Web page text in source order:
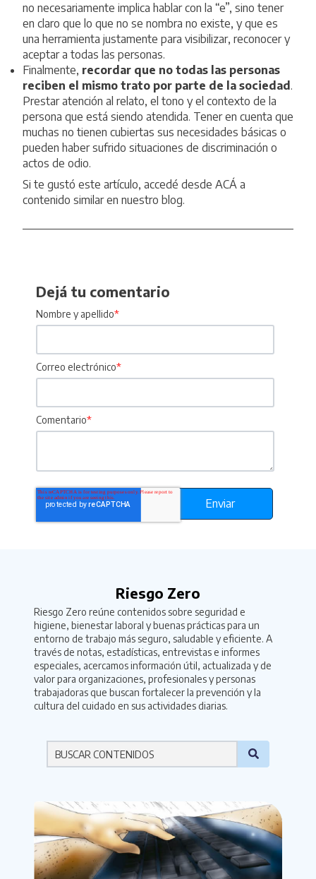
no necesariamente implica hablar con la “e”, sino tener
en claro que lo que no se nombra no existe, y que es
una herramienta justamente para visibilizar, reconocer y
aceptar a todas las personas.
Finalmente, recordar que no todas las personas
reciben el mismo trato por parte de la sociedad .
Prestar atención al relato, el tono y el contexto de la
persona que está siendo atendida. Tener en cuenta que
muchas no tienen cubiertas sus necesidades básicas o
pueden haber sufrido situaciones de discriminación o
actos de odio.
Si te gustó este artículo, accedé desde ACÁ a
contenido similar en nuestro blog.
Dejá tu comentario
Nombre y apellido*
Correo electrónico*
Comentario*
Riesgo Zero
Riesgo Zero reúne contenidos sobre seguridad e
higiene, bienestar laboral y buenas prácticas para un
entorno de trabajo más seguro, saludable y eficiente. A
través de notas, estadísticas, entrevistas e informes
especiales, acercamos información útil, actualizada y de
valor para organizaciones, profesionales y personas
trabajadoras que buscan fortalecer la prevención y la
cultura del cuidado en sus actividades diarias.